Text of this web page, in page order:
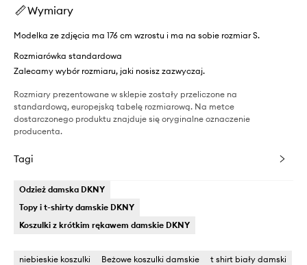
Wymiary
Modelka ze zdjęcia ma 176 cm wzrostu i ma na sobie rozmiar S.
Rozmiarówka standardowa
Zalecamy wybór rozmiaru, jaki nosisz zazwyczaj.
Rozmiary prezentowane w sklepie zostały przeliczone na
standardową, europejską tabelę rozmiarową. Na metce
dostarczonego produktu znajduje się oryginalne oznaczenie
producenta.
Tagi
Odzież damska DKNY
Topy i t-shirty damskie DKNY
Koszulki z krótkim rękawem damskie DKNY
niebieskie koszulki Beżowe koszulki damskie
t shirt biały damski